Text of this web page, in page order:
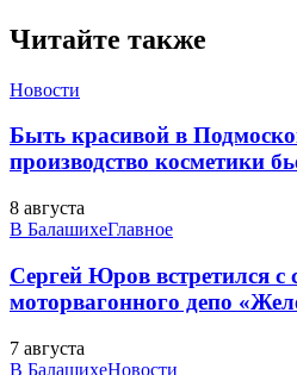
Читайте также
Новости
Быть красивой в
производство косметики
8 августа
В БалашихеГлавное
Сергей Юров встретился с
моторвагонного депо
7 августа
В БалашихеНовости